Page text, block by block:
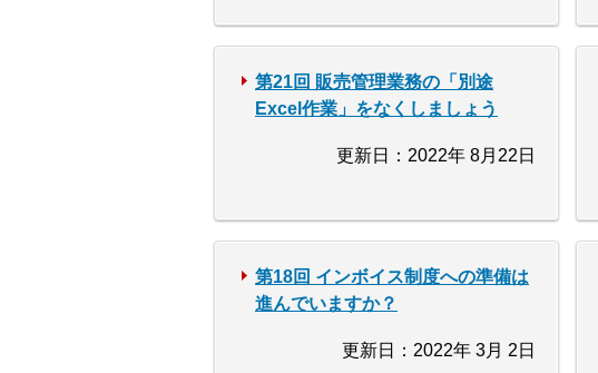
第21回 販売管理業務の「別途
Excel作業」をなくしましょう
更新日：2022年 8月22日
第18回 インボイス制度への準備は
進んでいますか？
更新日：2022年 3月 2日